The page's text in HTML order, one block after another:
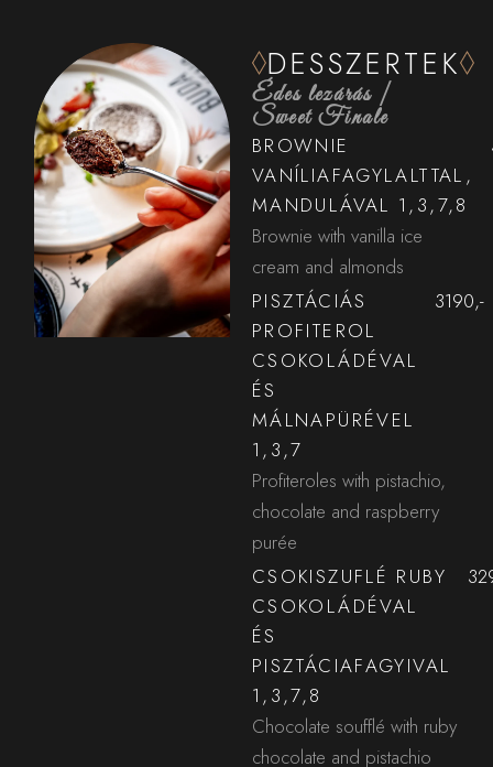
DESSZERTEK
Édes lezárás |
Sweet Finale
BROWNIE
VANÍLIAFAGYLALTTAL,
MANDULÁVAL 1,3,7,8
Brownie with vanilla ice
cream and almonds
PISZTÁCIÁS
PROFITEROL
CSOKOLÁDÉVAL
ÉS
MÁLNAPÜRÉVEL
1,3,7
3190,-
Profiteroles with pistachio,
chocolate and raspberry
purée
CSOKISZUFLÉ RUBY
CSOKOLÁDÉVAL
ÉS
PISZTÁCIAFAGYIVAL
1,3,7,8
Chocolate soufflé with ruby
chocolate and pistachio